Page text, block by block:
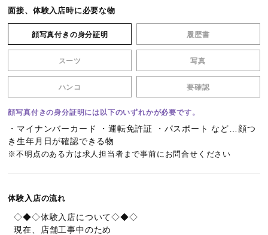
面接、体験入店時に必要な物
顔写真付きの身分証明 履歴書
スーツ 写真
ハンコ 要確認
顔写真付きの身分証明には以下のいずれかが必要です。
・マイナンバーカード ・運転免許証 ・パスポート など…顔つ
き生年月日が確認できる物
※不明点のある方は求人担当者まで事前にお問合せください
体験入店の流れ
◇◆◇体験入店について◇◆◇
現在、店舗工事中のため